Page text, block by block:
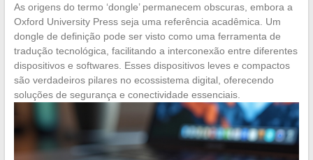
As origens do termo ‘dongle’ permanecem obscuras, embora a
Oxford University Press seja uma referência acadêmica. Um
dongle de definição pode ser visto como uma ferramenta de
tradução tecnológica, facilitando a interconexão entre diferentes
dispositivos e softwares. Esses dispositivos leves e compactos
são verdadeiros pilares no ecossistema digital, oferecendo
soluções de segurança e conectividade essenciais.